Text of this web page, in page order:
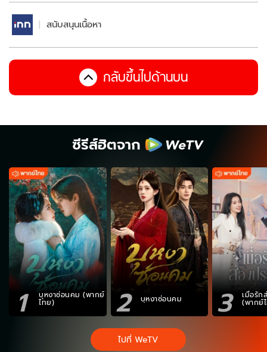
สนับสนุนเนื้อหา
กลับขึ้นไปด้านบน
ซีรีส์ฮิตจาก
1 บุหงาซ่อนคม (พากย์
ไทย) 2 บุหงาซ่อนคม 3 เมื่อรัก
(พากย์
ไปที่ WeTV